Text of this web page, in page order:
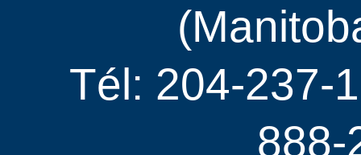
Tél: 204-237-
888-